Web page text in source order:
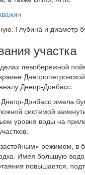
Глубина и диаметр
участка
левобережной
Днепр-Донбасс.
Донбасс имела
системой
уровня воды на
режимом, в
Имея большую
повышается,